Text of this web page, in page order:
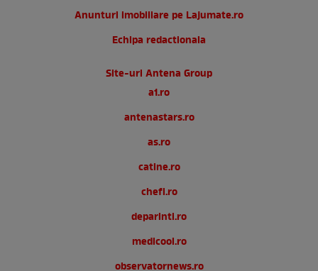
Anunturi imobiliare pe Lajumate.ro
Echipa redactionala
Site-uri Antena Group
a1.ro
antenastars.ro
as.ro
catine.ro
chefi.ro
deparinti.ro
medicool.ro
observatornews.ro